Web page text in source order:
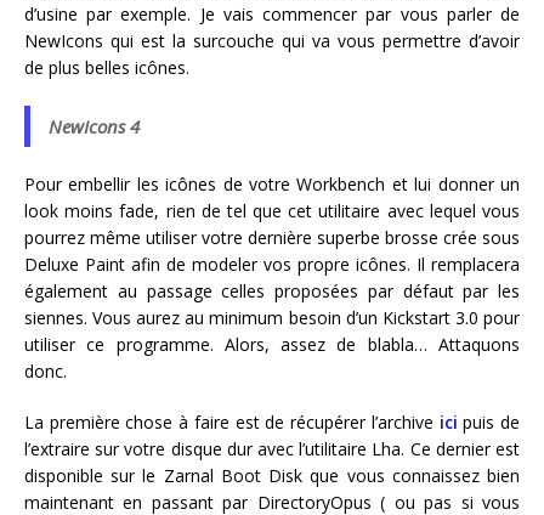
d’usine par exemple. Je vais commencer par vous parler de
NewIcons qui est la surcouche qui va vous permettre d’avoir
de plus belles icônes.
NewIcons 4
Pour embellir les icônes de votre Workbench et lui donner un
look moins fade, rien de tel que cet utilitaire avec lequel vous
pourrez même utiliser votre dernière superbe brosse crée sous
Deluxe Paint afin de modeler vos propre icônes. Il remplacera
également au passage celles proposées par défaut par les
siennes. Vous aurez au minimum besoin d’un Kickstart 3.0 pour
utiliser ce programme. Alors, assez de blabla… Attaquons
donc.
La première chose à faire est de récupérer l’archive ici puis de
l’extraire sur votre disque dur avec l’utilitaire Lha. Ce dernier est
disponible sur le Zarnal Boot Disk que vous connaissez bien
maintenant en passant par DirectoryOpus ( ou pas si vous